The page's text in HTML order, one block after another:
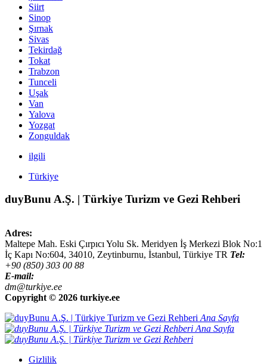
Siirt
Sinop
Şırnak
Sivas
Tekirdağ
Tokat
Trabzon
Tunceli
Uşak
Van
Yalova
Yozgat
Zonguldak
ilgili
Türkiye
duyBunu A.Ş. | Türkiye Turizm ve Gezi Rehberi
Adres:
Maltepe Mah. Eski Çırpıcı Yolu Sk. Meridyen İş Merkezi Blok No:1
İç Kapı No:604, 34010, Zeytinburnu, İstanbul, Türkiye TR Tel:
+90 (850) 303 00 88
E-mail:
dm@turkiye.ee
Copyright © 2026 turkiye.ee
Ana Sayfa
Ana Sayfa
Gizlilik